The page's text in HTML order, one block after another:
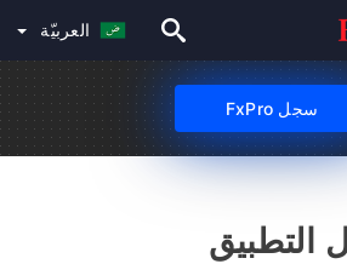
العربيّة
سجل FxPro